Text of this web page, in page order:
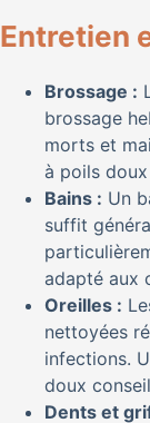
Entretien
Brossage :
brossage
morts et
à poils
Bains : Un
suffit
adapté aux
Oreilles :
nettoyées
infections.
doux
Dents et